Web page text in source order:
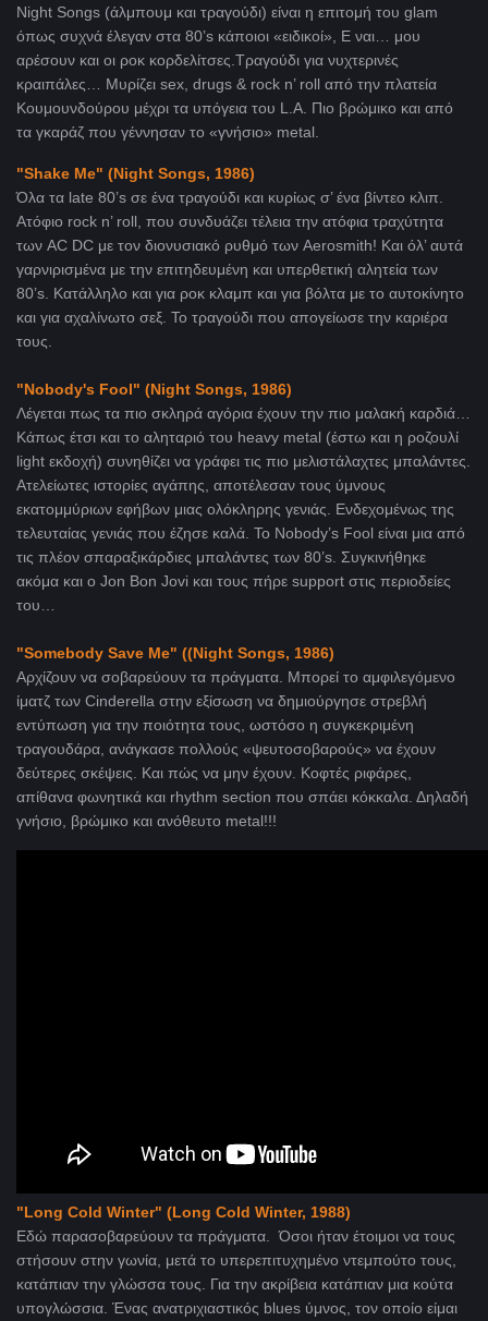
Night Songs (άλμπουμ και τραγούδι) είναι η επιτομή του glam
όπως συχνά έλεγαν στα 80’s κάποιοι «ειδικοί», Ε ναι… μου
αρέσουν και οι ροκ κορδελίτσες.Τραγούδι για νυχτερινές
κραιπάλες… Μυρίζει sex, drugs & rock n’ roll από την πλατεία
Κουμουνδούρου μέχρι τα υπόγεια του L.A. Πιο βρώμικο και από
τα γκαράζ που γέννησαν το «γνήσιο» metal.
"Shake Me" (Night Songs, 1986)
Όλα τα late 80’s σε ένα τραγούδι και κυρίως σ’ ένα βίντεο κλιπ.
Ατόφιο rock n’ roll, που συνδυάζει τέλεια την ατόφια τραχύτητα
των AC DC με τον διονυσιακό ρυθμό των Aerosmith! Και όλ’ αυτά
γαρνιρισμένα με την επιτηδευμένη και υπερθετική αλητεία των
80’s. Κατάλληλο και για ροκ κλαμπ και για βόλτα με το αυτοκίνητο
και για αχαλίνωτο σεξ. Το τραγούδι που απογείωσε την καριέρα
τους.
"Nobody's Fool" (Night Songs, 1986)
Λέγεται πως τα πιο σκληρά αγόρια έχουν την πιο μαλακή καρδιά…
Κάπως έτσι και το αληταριό του heavy metal (έστω και η ροζουλί
light εκδοχή) συνηθίζει να γράφει τις πιο μελιστάλαχτες μπαλάντες.
Ατελείωτες ιστορίες αγάπης, αποτέλεσαν τους ύμνους
εκατομμύριων εφήβων μιας ολόκληρης γενιάς. Ενδεχομένως της
τελευταίας γενιάς που έζησε καλά. Το Nobody’s Fool είναι μια από
τις πλέον σπαραξικάρδιες μπαλάντες των 80’s. Συγκινήθηκε
ακόμα και ο Jon Bon Jovi και τους πήρε support στις περιοδείες
του…
"Somebody Save Me" ((Night Songs, 1986)
Αρχίζουν να σοβαρεύουν τα πράγματα. Μπορεί το αμφιλεγόμενο
ίματζ των Cinderella στην εξίσωση να δημιούργησε στρεβλή
εντύπωση για την ποιότητα τους, ωστόσο η συγκεκριμένη
τραγουδάρα, ανάγκασε πολλούς «ψευτοσοβαρούς» να έχουν
δεύτερες σκέψεις. Και πώς να μην έχουν. Κοφτές ριφάρες,
απίθανα φωνητικά και rhythm section που σπάει κόκκαλα. Δηλαδή
γνήσιο, βρώμικο και ανόθευτο metal!!!
"Long Cold Winter" (Long Cold Winter, 1988)
Εδώ παρασοβαρεύουν τα πράγματα. Όσοι ήταν έτοιμοι να τους
στήσουν στην γωνία, μετά το υπερεπιτυχημένο ντεμπούτο τους,
κατάπιαν την γλώσσα τους. Για την ακρίβεια κατάπιαν μια κούτα
υπογλώσσια. Ένας ανατριχιαστικός blues ύμνος, τον οποίο είμαι